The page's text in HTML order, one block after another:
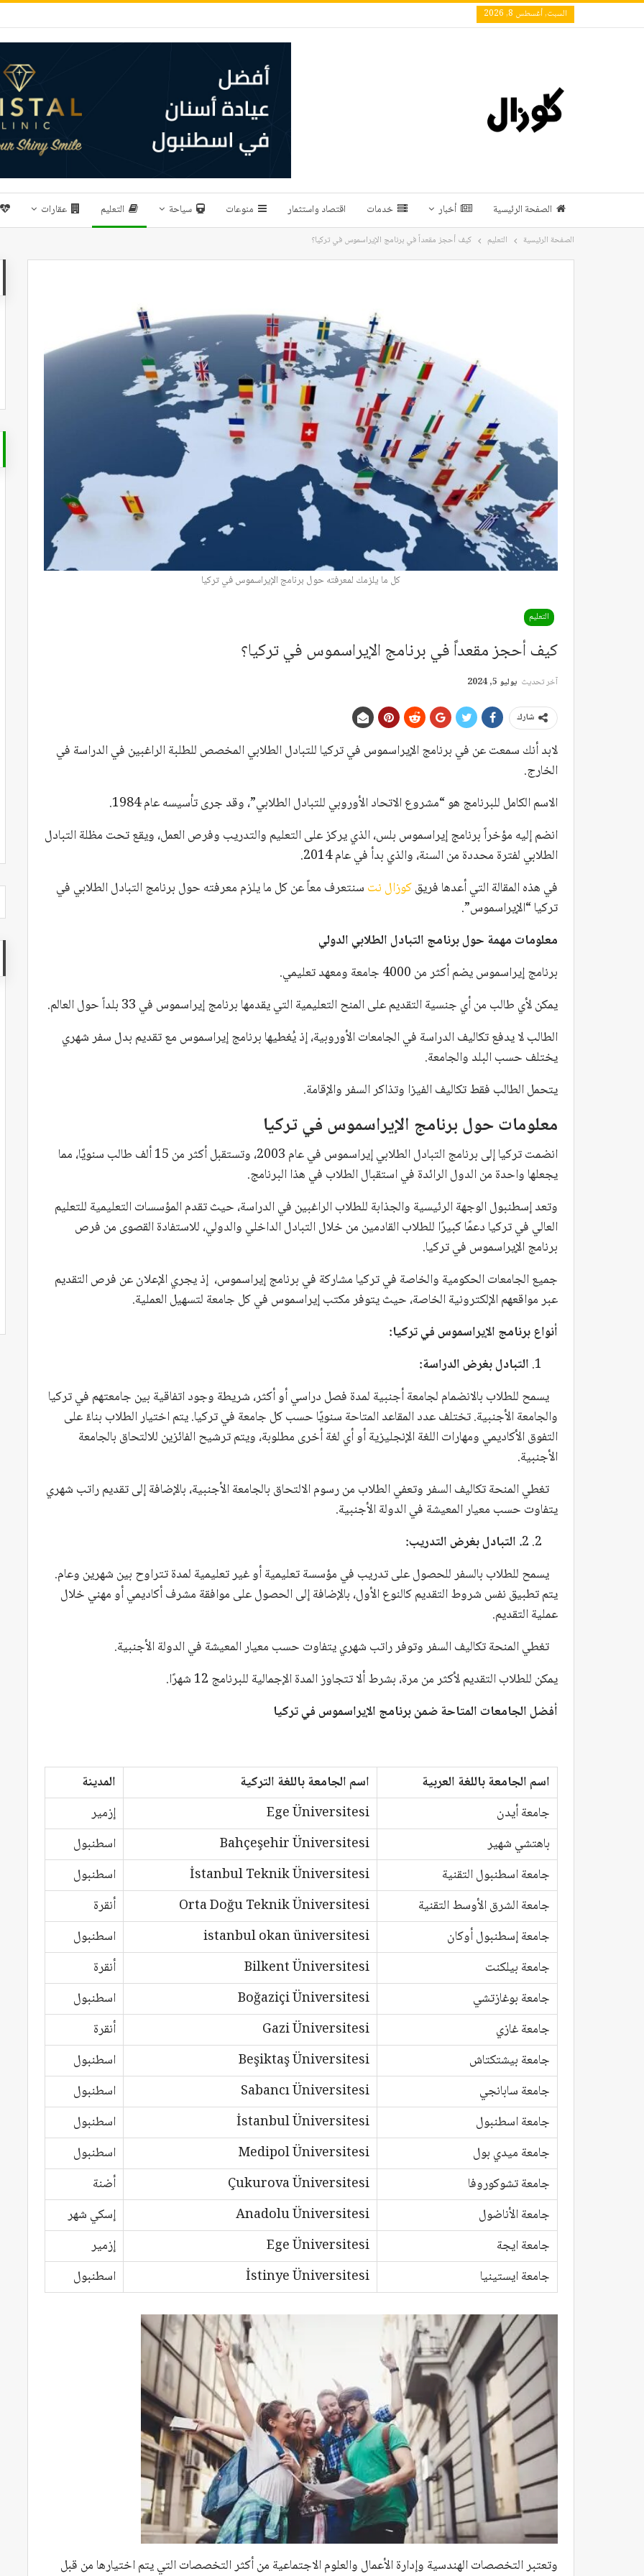
السبت, أغسطس 8, 2026
الصفحة الرئيسية أخبار خدمات اقتصاد واستثمار منوعات سياحة التعليم عقارات
الصفحة الرئيسية التعليم كيف أحجز مقعداً في برنامج الإيراسموس في تركيا؟
كل ما يلزمك لمعرفته حول برنامج الإيراسموس في تركيا
التعليم
كيف أحجز مقعداً في برنامج الإيراسموس في تركيا؟
آخر تحديث يوليو 5, 2024
شارك
لابد أنك سمعت عن في برنامج الإيراسموس في تركيا للتبادل الطلابي المخصص للطلبة الراغبين في الدراسة في
الخارج.
الاسم الكامل للبرنامج هو “مشروع الاتحاد الأوروبي للتبادل الطلابي”، وقد جرى تأسيسه عام 1984.
انضم إليه مؤخراً برنامج إيراسموس بلس، الذي يركز على التعليم والتدريب وفرص العمل، ويقع تحت مظلة التبادل
الطلابي لفترة محددة من السنة، والذي بدأ في عام 2014.
في هذه المقالة التي أعدها فريقكوزال نت سنتعرف معاً عن كل ما يلزم معرفته حول برنامج التبادل الطلابي في
تركيا “الإيراسموس”.
معلومات مهمة حول برنامج التبادل الطلابي الدولي
برنامج إيراسموس يضم أكثر من 4000 جامعة ومعهد تعليمي.
يمكن لأي طالب من أي جنسية التقديم على المنح التعليمية التي يقدمها برنامج إيراسموس في 33 بلداً حول العالم.
الطالب لا يدفع تكاليف الدراسة في الجامعات الأوروبية، إذ يُغطيها برنامج إيراسموس مع تقديم بدل سفر شهري
يختلف حسب البلد والجامعة.
يتحمل الطالب فقط تكاليف الفيزا وتذاكر السفر والإقامة.
معلومات حول برنامج الإيراسموس في تركيا
انضمت تركيا إلى برنامج التبادل الطلابي إيراسموس في عام 2003، وتستقبل أكثر من 15 ألف طالب سنويًا، مما
يجعلها واحدة من الدول الرائدة في استقبال الطلاب في هذا البرنامج.
وتعد إسطنبول الوجهة الرئيسية والجذابة للطلاب الراغبين في الدراسة، حيث تقدم المؤسسات التعليمية للتعليم
العالي في تركيا دعمًا كبيرًا للطلاب القادمين من خلال التبادل الداخلي والدولي، للاستفادة القصوى من فرص
برنامج الإيراسموس في تركيا.
جميع الجامعات الحكومية والخاصة في تركيا مشاركة في برنامج إيراسموس، إذ يجري الإعلان عن فرص التقديم
عبر مواقعهم الإلكترونية الخاصة، حيث يتوفر مكتب إيراسموس في كل جامعة لتسهيل العملية.
أنواع برنامج الإيراسموس في تركيا:
التبادل بغرض الدراسة:
يسمح للطلاب بالانضمام لجامعة أجنبية لمدة فصل دراسي أو أكثر، شريطة وجود اتفاقية بين جامعتهم في تركيا
والجامعة الأجنبية. تختلف عدد المقاعد المتاحة سنويًا حسب كل جامعة في تركيا. يتم اختيار الطلاب بناءً على
التفوق الأكاديمي ومهارات اللغة الإنجليزية أو أي لغة أخرى مطلوبة، ويتم ترشيح الفائزين للالتحاق بالجامعة
الأجنبية.
تغطي المنحة تكاليف السفر وتعفي الطلاب من رسوم الالتحاق بالجامعة الأجنبية، بالإضافة إلى تقديم راتب شهري
يتفاوت حسب معيار المعيشة في الدولة الأجنبية.
2. التبادل بغرض التدريب:
يسمح للطلاب بالسفر للحصول على تدريب في مؤسسة تعليمية أو غير تعليمية لمدة تتراوح بين شهرين وعام.
يتم تطبيق نفس شروط التقديم كالنوع الأول، بالإضافة إلى الحصول على موافقة مشرف أكاديمي أو مهني خلال
عملية التقديم.
تغطي المنحة تكاليف السفر وتوفر راتب شهري يتفاوت حسب معيار المعيشة في الدولة الأجنبية.
يمكن للطلاب التقديم لأكثر من مرة، بشرط ألا تتجاوز المدة الإجمالية للبرنامج 12 شهرًا.
أفضل الجامعات المتاحة ضمنبرنامج الإيراسموس في تركيا
اسم الجامعة باللغة العربية اسم الجامعة باللغة التركية
المدينة
جامعة أيدن
Ege Üniversitesi
إزمير
باهتشي شهير
Bahçeşehir Üniversitesi
اسطنبول
جامعة اسطنبول التقنية
İstanbul Teknik Üniversitesi
اسطنبول
جامعة الشرق الأوسط التقنية
Orta Doğu Teknik Üniversitesi
أنقرة
جامعة إسطنبول أوكان
istanbul okan üniversitesi
اسطنبول
جامعة بيلكنت
Bilkent Üniversitesi
أنقرة
جامعة بوغازتشي
Boğaziçi Üniversitesi
اسطنبول
جامعة غازي
Gazi Üniversitesi
أنقرة
جامعة بيشتكتاش
Beşiktaş Üniversitesi
اسطنبول
جامعة سابانجي
Sabancı Üniversitesi
اسطنبول
جامعة اسطنبول
İstanbul Üniversitesi
اسطنبول
جامعة ميدي بول
Medipol Üniversitesi
اسطنبول
جامعة تشوكوروفا
Çukurova Üniversitesi
أضنة
جامعة الأناضول
Anadolu Üniversitesi
إسكي شهر
جامعة ايجة
Ege Üniversitesi
إزمير
جامعة ايستينيا
İstinye Üniversitesi اسطنبول
وتعتبر التخصصات الهندسية وإدارة الأعمال والعلوم الاجتماعية من أكثر التخصصات التي يتم اختيارها من قبل